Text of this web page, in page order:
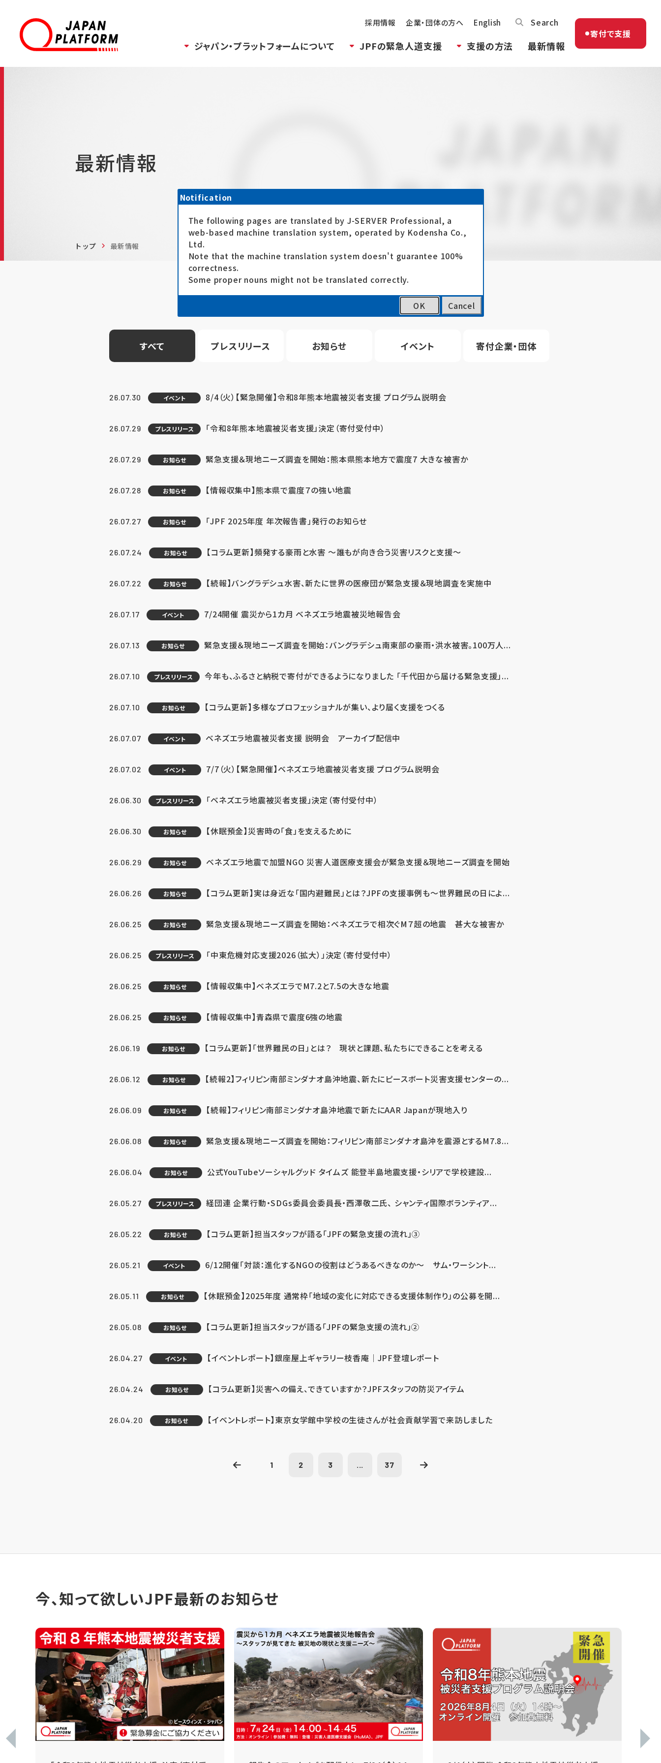
採用情報 企業・団体の方へ English Search
ジャパン・プラットフォームについて JPFの緊急人道支援 支援の方法 最新情報
寄付で支援
最新情報
トップ 最新情報
すべて プレスリリース お知らせ イベント 寄付企業・団体
26.07.30 イベント 8/4（火）【緊急開催】令和8年熊本地震被災者支援 プログラム説明会
26.07.29 プレスリリース 「令和8年熊本地震被災者支援」決定（寄付受付中）
26.07.29 お知らせ 緊急支援＆現地ニーズ調査を開始：熊本県熊本地方で震度7 大きな被害か
26.07.28 お知らせ 【情報収集中】熊本県で震度７の強い地震
26.07.27 お知らせ 「JPF 2025年度 年次報告書」発行のお知らせ
26.07.24 お知らせ 【コラム更新】頻発する豪雨と水害 ～誰もが向き合う災害リスクと支援～
26.07.22 お知らせ 【続報】バングラデシュ水害、新たに世界の医療団が緊急支援＆現地調査を実施中
26.07.17 イベント 7/24開催 震災から1カ月 ベネズエラ地震被災地報告会
26.07.13 お知らせ 緊急支援＆現地ニーズ調査を開始：バングラデシュ南東部の豪雨・洪水被害。100万人...
26.07.10 プレスリリース 今年も、ふるさと納税で寄付ができるようになりました 「千代田から届ける緊急支援」...
26.07.10 お知らせ 【コラム更新】多様なプロフェッショナルが集い、より届く支援をつくる
26.07.07 イベント ベネズエラ地震被災者支援 説明会 アーカイブ配信中
26.07.02 イベント 7/7（火）【緊急開催】ベネズエラ地震被災者支援 プログラム説明会
26.06.30 プレスリリース 「ベネズエラ地震被災者支援」決定（寄付受付中）
26.06.30 お知らせ 【休眠預金】災害時の「食」を支えるために
26.06.29 お知らせ ベネズエラ地震で加盟NGO 災害人道医療支援会が緊急支援＆現地ニーズ調査を開始
26.06.26 お知らせ 【コラム更新】実は身近な「国内避難民」とは？JPFの支援事例も～世界難民の日によ...
26.06.25 お知らせ 緊急支援＆現地ニーズ調査を開始：ベネズエラで相次ぐM７超の地震 甚大な被害か
26.06.25 プレスリリース 「中東危機対応支援2026（拡大）」決定（寄付受付中）
26.06.25 お知らせ 【情報収集中】ベネズエラでM7.2と7.5の大きな地震
26.06.25 お知らせ 【情報収集中】青森県で震度6強の地震
26.06.19 お知らせ 【コラム更新】「世界難民の日」とは？ 現状と課題、私たちにできることを考える
26.06.12 お知らせ 【続報2】フィリピン南部ミンダナオ島沖地震、新たにピースボート災害支援センターの...
26.06.09 お知らせ 【続報】フィリピン南部ミンダナオ島沖地震で新たにAAR Japanが現地入り
26.06.08 お知らせ 緊急支援＆現地ニーズ調査を開始：フィリピン南部ミンダナオ島沖を震源とするM7.8...
26.06.04 お知らせ 公式YouTubeソーシャルグッド タイムズ 能登半島地震支援・シリアで学校建設...
26.05.27 プレスリリース 経団連 企業行動・SDGs委員会委員長・西澤敬二氏、 シャンティ国際ボランティア...
26.05.22 お知らせ 【コラム更新】担当スタッフが語る「JPFの緊急支援の流れ」③
26.05.21 イベント 6/12開催「対談：進化するNGOの役割はどうあるべきなのか～ サム・ワーシント...
26.05.11 お知らせ 【休眠預金】2025年度 通常枠「地域の変化に対応できる支援体制作り」の公募を開...
26.05.08 お知らせ 【コラム更新】担当スタッフが語る「JPFの緊急支援の流れ」②
26.04.27 イベント 【イベントレポート】銀座屋上ギャラリー枝香庵｜JPF登壇レポート
26.04.24 お知らせ 【コラム更新】災害への備え、できていますか？JPFスタッフの防災アイテム
26.04.20 お知らせ 【イベントレポート】東京女学館中学校の生徒さんが社会貢献学習で来訪しました
1 2 3 ... 37
今、知って欲しいJPF最新のお知らせ
Notification
The following pages are translated by J-SERVER Professional, a
web-based machine translation system, operated by Kodensha Co.,
Ltd.
Note that the machine translation system doesn't guarantee 100%
correctness.
Some proper nouns might not be translated correctly.
OK Cancel